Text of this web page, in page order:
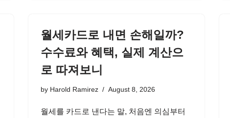
월세카드로 내면 손해일까?
수수료와 혜택, 실제 계산으
로 따져보니
by Harold Ramirez August 8, 2026
월세를 카드로 낸다는 말, 처음엔 의심부터